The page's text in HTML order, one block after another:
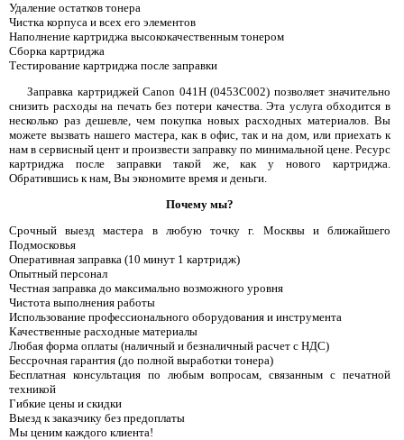
Удаление остатков тонера
Чистка корпуса и всех его элементов
Наполнение картриджа высококачественным тонером
Сборка картриджа
Тестирование картриджа после заправки
Заправка картриджей Canon 041H (0453C002) позволяет значительно
снизить расходы на печать без потери качества. Эта услуга обходится в
несколько раз дешевле, чем покупка новых расходных материалов. Вы
можете вызвать нашего мастера, как в офис, так и на дом, или приехать к
нам в сервисный цент и произвести заправку по минимальной цене. Ресурс
картриджа после заправки такой же, как у нового картриджа.
Обратившись к нам, Вы экономите время и деньги.
Почему мы?
Срочный выезд мастера в любую точку г. Москвы и ближайшего
Подмосковья
Оперативная заправка (10 минут 1 картридж)
Опытный персонал
Честная заправка до максимально возможного уровня
Чистота выполнения работы
Использование профессионального оборудования и инструмента
Качественные расходные материалы
Любая форма оплаты (наличный и безналичный расчет с НДС)
Бессрочная гарантия (до полной выработки тонера)
Бесплатная консультация по любым вопросам, связанным с печатной
техникой
Гибкие цены и скидки
Выезд к заказчику без предоплаты
Мы ценим каждого клиента!